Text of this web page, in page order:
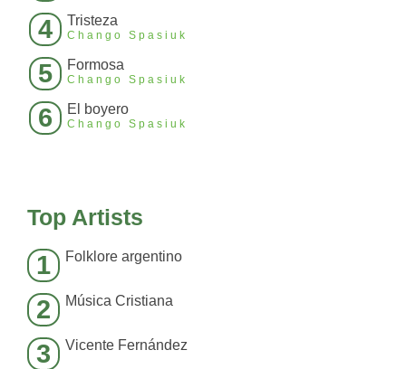
4 Tristeza
Chango Spasiuk
5 Formosa
Chango Spasiuk
6 El boyero
Chango Spasiuk
Top Artists
1 Folklore argentino
2 Música Cristiana
3 Vicente Fernández